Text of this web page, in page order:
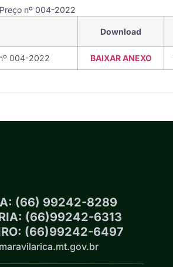
nº 004-2022
Download
004-2022 BAIXAR ANEXO
(66) 99242-8289
(66)99242-6313
(66)99242-6497